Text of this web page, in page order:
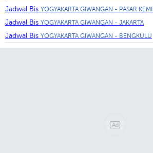
Jadwal Bis YOGYAKARTA GIWANGAN - PASAR
Jadwal Bis YOGYAKARTA GIWANGAN - JAKARTA
Jadwal Bis YOGYAKARTA GIWANGAN - BENGKULU